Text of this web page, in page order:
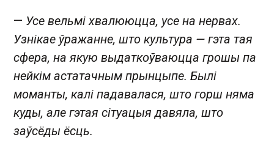
— Усе вельмі хвалююцца, усе на нервах.
Узнікае ўражанне, што культура — гэта тая
сфера, на якую выдаткоўваюцца грошы па
нейкім астатачным прынцыпе. Былі
моманты, калі падавалася, што горш няма
куды, але гэтая сітуацыя давяла, што
заўсёды ёсць.